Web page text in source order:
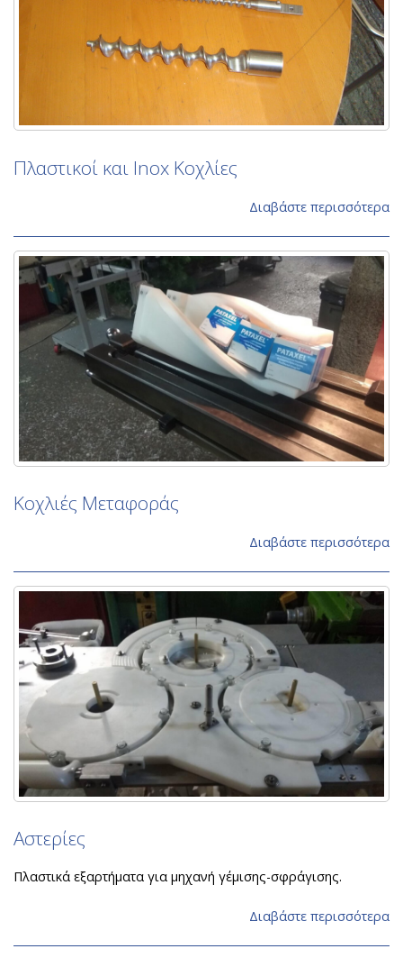
Πλαστικοί και Inox Κοχλίες
Διαβάστε περισσότερα
Κοχλιές Μεταφοράς
Διαβάστε περισσότερα
Αστερίες
Πλαστικά εξαρτήματα για μηχανή γέμισης-σφράγισης.
Διαβάστε περισσότερα